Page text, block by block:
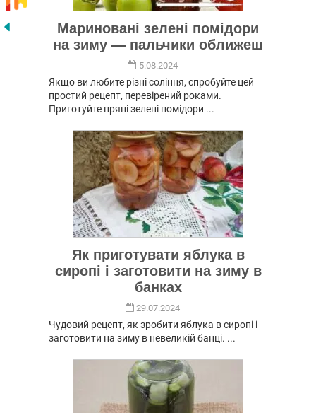
Мариновані зелені помідори
на зиму — пальчики оближеш
5.08.2024
Якщо ви любите різні соління, спробуйте цей
простий рецепт, перевірений роками.
Приготуйте пряні зелені помідори ...
Як приготувати яблука в
сиропі і заготовити на зиму в
банках
29.07.2024
Чудовий рецепт, як зробити яблука в сиропі і
заготовити на зиму в невеликій банці. ...